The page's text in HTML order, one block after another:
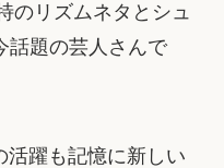
のリズムネタとシュ
話題の芸人さんで
活躍も記憶に新しい